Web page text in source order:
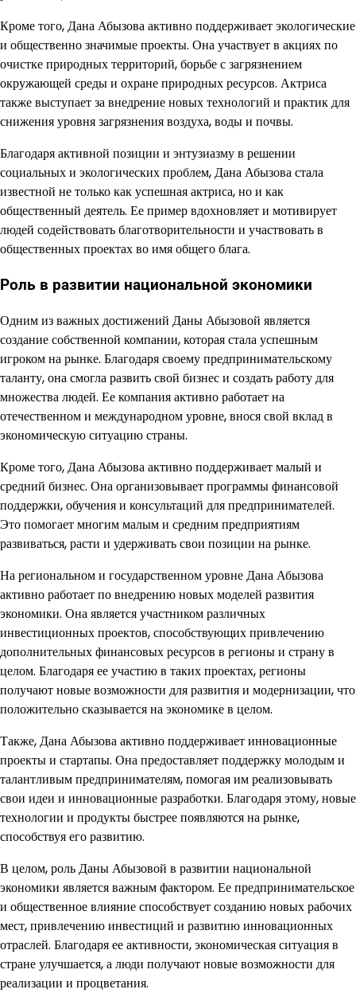
Кроме того, Дана Абызова активно поддерживает экологические
и общественно значимые проекты. Она участвует в акциях по
очистке природных территорий, борьбе с загрязнением
окружающей среды и охране природных ресурсов. Актриса
также выступает за внедрение новых технологий и практик для
снижения уровня загрязнения воздуха, воды и почвы.
Благодаря активной позиции и энтузиазму в решении
социальных и экологических проблем, Дана Абызова стала
известной не только как успешная актриса, но и как
общественный деятель. Ее пример вдохновляет и мотивирует
людей содействовать благотворительности и участвовать в
общественных проектах во имя общего блага.
Роль в развитии национальной экономики
Одним из важных достижений Даны Абызовой является
создание собственной компании, которая стала успешным
игроком на рынке. Благодаря своему предпринимательскому
таланту, она смогла развить свой бизнес и создать работу для
множества людей. Ее компания активно работает на
отечественном и международном уровне, внося свой вклад в
экономическую ситуацию страны.
Кроме того, Дана Абызова активно поддерживает малый и
средний бизнес. Она организовывает программы финансовой
поддержки, обучения и консультаций для предпринимателей.
Это помогает многим малым и средним предприятиям
развиваться, расти и удерживать свои позиции на рынке.
На региональном и государственном уровне Дана Абызова
активно работает по внедрению новых моделей развития
экономики. Она является участником различных
инвестиционных проектов, способствующих привлечению
дополнительных финансовых ресурсов в регионы и страну в
целом. Благодаря ее участию в таких проектах, регионы
получают новые возможности для развития и модернизации, что
положительно сказывается на экономике в целом.
Также, Дана Абызова активно поддерживает инновационные
проекты и стартапы. Она предоставляет поддержку молодым и
талантливым предпринимателям, помогая им реализовывать
свои идеи и инновационные разработки. Благодаря этому, новые
технологии и продукты быстрее появляются на рынке,
способствуя его развитию.
В целом, роль Даны Абызовой в развитии национальной
экономики является важным фактором. Ее предпринимательское
и общественное влияние способствует созданию новых рабочих
мест, привлечению инвестиций и развитию инновационных
отраслей. Благодаря ее активности, экономическая ситуация в
стране улучшается, а люди получают новые возможности для
реализации и процветания.